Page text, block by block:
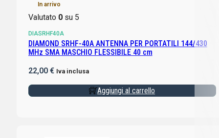
In arrivo
Valutato 0su 5
DIASRHF40A
DIAMOND SRHF-40A ANTENNA PER PORTATILI 144/430
MHz SMA MASCHIO FLESSIBILE 40 cm
22,00 € Iva inclusa
Aggiungi al carrello